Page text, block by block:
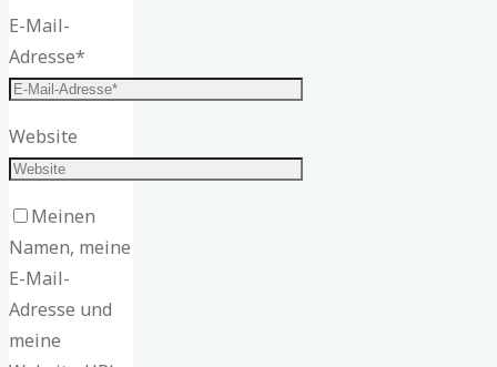
E-Mail-
Adresse*
Website
Meinen
Namen, meine
E-Mail-
Adresse und
meine